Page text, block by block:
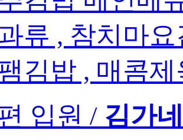
류 , 참치마
김밥 , 매콤제
입원 / 김가